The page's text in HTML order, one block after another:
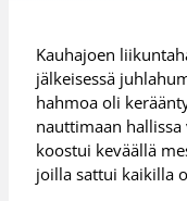
Kauhajoen
jälkeisessä
hahmoa oli
nauttimaan
koostui keväällä
joilla sattui kaikilla